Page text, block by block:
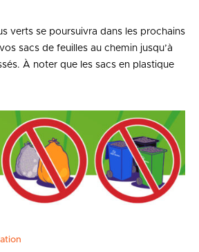
verts se poursuivra dans les prochains
sacs de feuilles au chemin jusqu’à
À noter que les sacs en plastique